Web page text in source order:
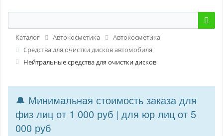
Каталог Автокосметика
Автокосметика
Средства для очистки дисков автомобиля
Нейтральные средства для очистки дисков
🔔 Минимальная стоимость заказа для
физ лиц от 1 000 руб | для юр лиц от 5
000 руб